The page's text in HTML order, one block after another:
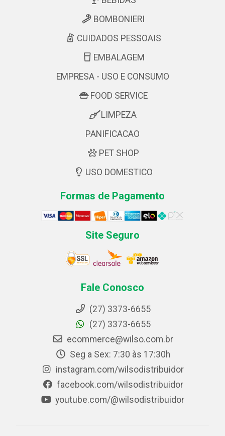
BOMBONIERI
CUIDADOS PESSOAIS
EMBALAGEM
EMPRESA - USO E CONSUMO
FOOD SERVICE
LIMPEZA
PANIFICACAO
PET SHOP
USO DOMESTICO
Formas de Pagamento
Site Seguro
Fale Conosco
(27) 3373-6655
(27) 3373-6655
ecommerce@wilso.com.br
Seg a Sex: 7:30 às 17:30h
instagram.com/wilsodistribuidor
facebook.com/wilsodistribuidor
youtube.com/@wilsodistribuidor